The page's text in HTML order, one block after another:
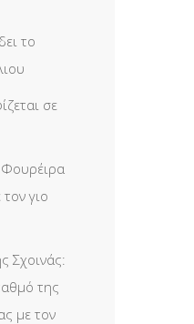
το
σε
Φουρέιρα
γιο
Σχοινάς:
της
με τον